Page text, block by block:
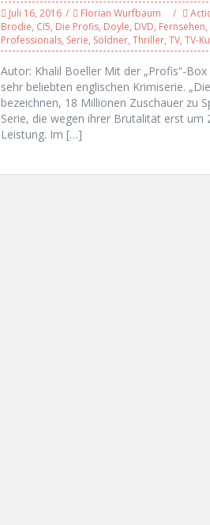
Juli 16, 2016 Florian Wurfbaum
Brodie, CI5, Die Profis, Doyle, DVD, Fernsehen,
Professionals, Serie, Söldner, Thriller, TV, TV-
Autor: Khalil Boeller Mit der „Profis“-
sehr beliebten englischen Krimiserie.
bezeichnen, 18 Millionen Zuschauer zu
Serie, die wegen ihrer Brutalität erst
Leistung. Im […]